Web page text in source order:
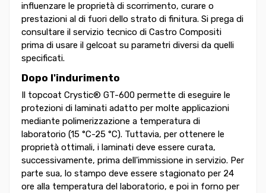
influenzare le proprietà di scorrimento, curare o
prestazioni al di fuori dello strato di finitura. Si prega di
consultare il servizio tecnico di Castro Compositi
prima di usare il gelcoat su parametri diversi da quelli
specificati.
Dopo l'indurimento
Il topcoat Crystic® GT-600 permette di eseguire le
protezioni di laminati adatto per molte applicazioni
mediante polimerizzazione a temperatura di
laboratorio (15 °C-25 °C). Tuttavia, per ottenere le
proprietà ottimali, i laminati deve essere curata,
successivamente, prima dell'immissione in servizio. Per
parte sua, lo stampo deve essere stagionato per 24
ore alla temperatura del laboratorio, e poi in forno per